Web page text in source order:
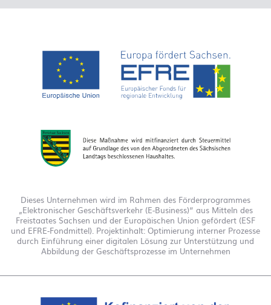
Dieses Unternehmen wird im Rahmen des Förderprogrammes
„Elektronischer Geschäftsverkehr (E-Business)“ aus Mitteln des
Freistaates Sachsen und der Europäischen Union gefördert (ESF
und EFRE-Fondmittel). Projektinhalt: Optimierung interner Prozesse
durch Einführung einer digitalen Lösung zur Unterstützung und
Abbildung der Geschäftsprozesse im Unternehmen